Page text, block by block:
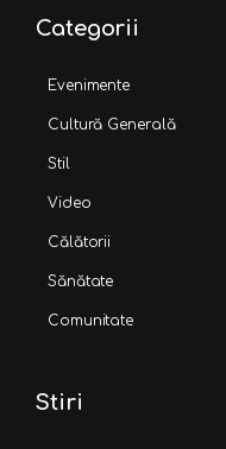
Categorii
Evenimente
Cultură Generală
Stil
Video
Călătorii
Sănătate
Comunitate
Stiri